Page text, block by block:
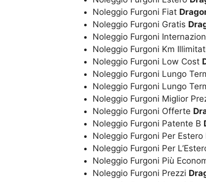
Noleggio Furgoni Fiat
Noleggio Furgoni Gratis
Noleggio Furgoni
Noleggio Furgoni Km
Noleggio Furgoni Low Cost
Noleggio Furgoni Lungo
Noleggio Furgoni Lungo
Noleggio Furgoni Miglior
Noleggio Furgoni Offerte
Noleggio Furgoni Patente B
Noleggio Furgoni Per Estero
Noleggio Furgoni Per
Noleggio Furgoni Più
Noleggio Furgoni Prezzi